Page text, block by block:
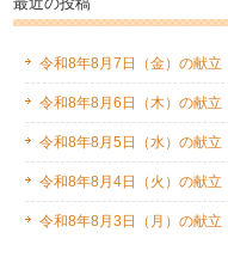
令和8年8月7日（金）の献立
令和8年8月6日（木）の献立
令和8年8月5日（水）の献立
令和8年8月4日（火）の献立
令和8年8月3日（月）の献立